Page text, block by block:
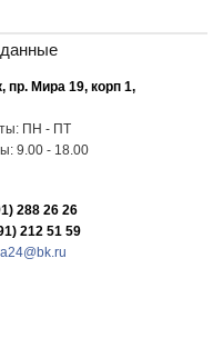
пр. Мира 19, корп 1,
ПН - ПТ
9.00 - 18.00
288 26 26
212 51 59